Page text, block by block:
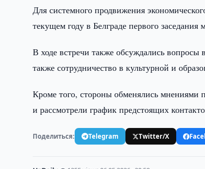
Для системного продвижения
текущем году в Белграде первого
В ходе встречи также обсуждались вопросы
также сотрудничество в культурной и
Кроме того, стороны обменялись мнениями
и рассмотрели график предстоящих
Поделиться: Telegram Twitter/X